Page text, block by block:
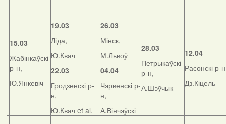
15.03
Жабінкаўскі
р-н,
Ю.Янкевіч
19.03
Ліда,
Ю.Квач
22.03
Гродзенскі р-
н,
Ю.Квач et al.
26.03
Мінск,
М.Львоў
04.04
Чэрвенскі р-
н,
А.Вінчэўскі
28.03
Петрыкаўскі
р-н,
А.Шэўчык
12.04
Расонскі р-
Дз.Кіцель